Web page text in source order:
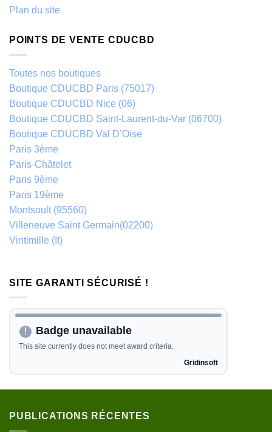
Plan du site
POINTS DE VENTE CDUCBD
Toutes nos boutiques
Boutique CDUCBD Paris (75017)
Boutique CDUCBD Nice (06)
Boutique CDUCBD Saint-Laurent-du-Var (06700)
Boutique CDUCBD Val D’Oise
Paris 3ème
Paris-Châtelet
Paris 9ème
Paris 19ème
Montsoult (95560)
Villeneuve Saint Germain(02200)
Vintimille (It)
SITE GARANTI SÉCURISÉ !
PUBLICATIONS RÉCENTES